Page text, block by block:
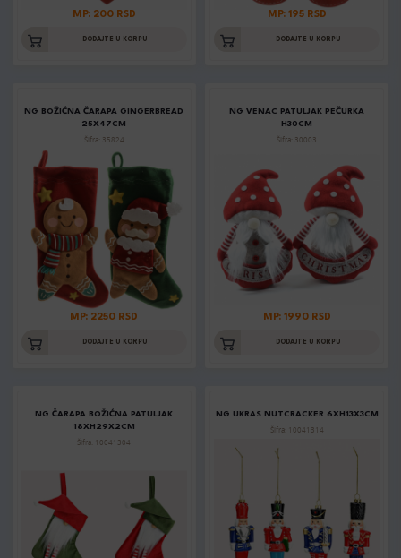
MP: 200 RSD
DODAJTE U KORPU
MP: 195 RSD
DODAJTE U KORPU
NG BOŽIČNA ČARAPA GINGERBREAD
25X47CM
Šifra: 35824
MP: 2250 RSD
DODAJTE U KORPU
NG VENAC PATULJAK PEČURKA
H30CM
Šifra: 30003
MP: 1990 RSD
DODAJTE U KORPU
NG ČARAPA BOŽIĆNA PATULJAK
18XH29X2CM
Šifra: 10041304
NG UKRAS NUTCRACKER 6XH13X3CM
Šifra: 10041314